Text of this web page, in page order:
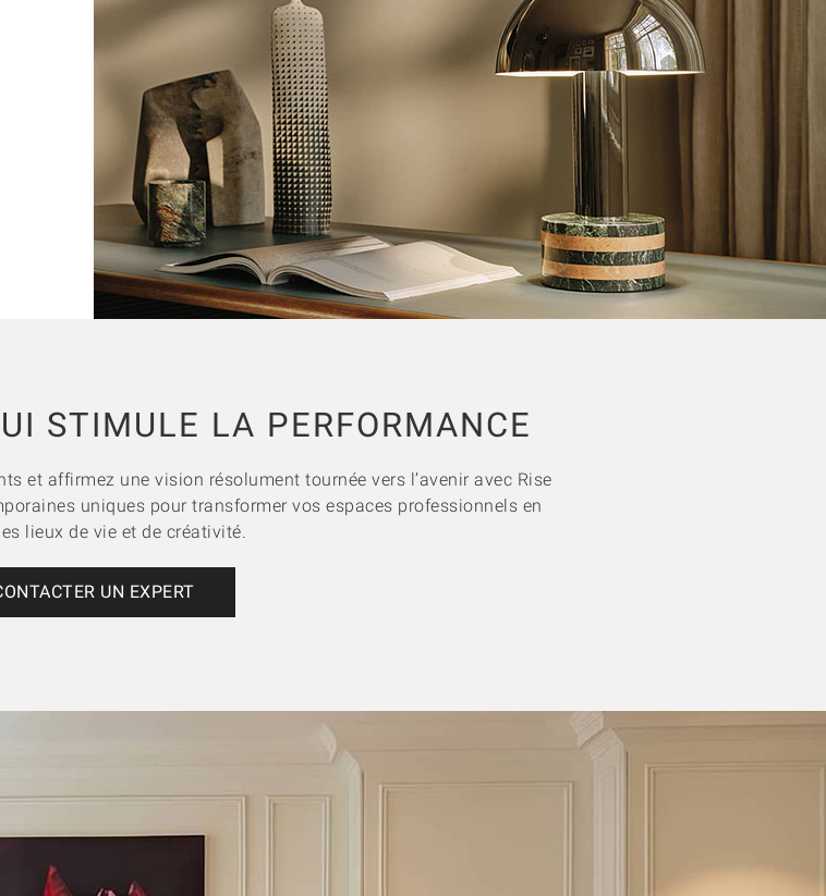
STIMULE LA PERFORMANCE
et affirmez une vision résolument tournée vers l’avenir avec Rise
uniques pour transformer vos espaces professionnels en
lieux de vie et de créativité.
UN EXPERT